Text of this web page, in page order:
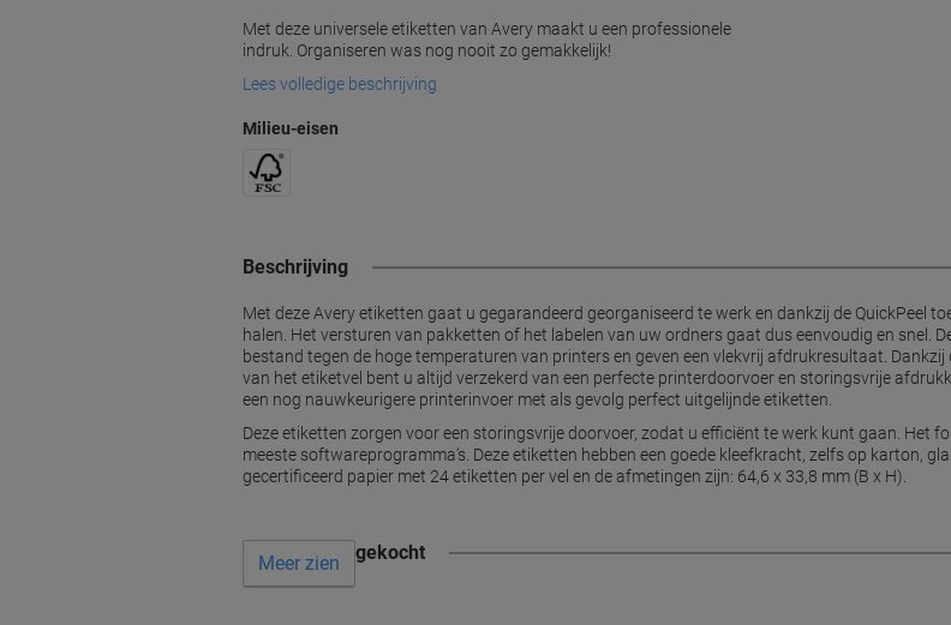
Met deze universele etiketten van Avery maakt u een professionele
indruk. Organiseren was nog nooit zo gemakkelijk!
Lees volledige beschrijving
Milieu-eisen
Beschrijving
Met deze Avery etiketten gaat u gegarandeerd georganiseerd te werk en dankzij de QuickPeel
halen. Het versturen van pakketten of het labelen van uw ordners gaat dus eenvoudig en snel.
bestand tegen de hoge temperaturen van printers en geven een vlekvrij afdrukresultaat.
van het etiketvel bent u altijd verzekerd van een perfecte printerdoorvoer en storingsvrije
een nog nauwkeurigere printerinvoer met als gevolg perfect uitgelijnde etiketten.
Deze etiketten zorgen voor een storingsvrije doorvoer, zodat u efficiënt te werk kunt gaan. Het
meeste softwareprogramma’s. Deze etiketten hebben een goede kleefkracht, zelfs op karton,
gecertificeerd papier met 24 etiketten per vel en de afmetingen zijn: 64,6 x 33,8 mm (B x H).
Vaak samen gekocht
Meer zien